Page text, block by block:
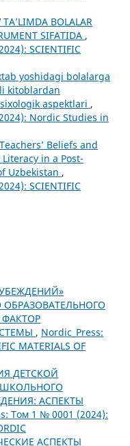
BOLALAR
SIFATIDA ,
SCIENTIFIC
yoshidagi bolalarga
kitoblardan
aspektlari ,
Nordic Studies in
Beliefs and
in a Post-
Uzbekistan ,
SCIENTIFIC
, Nordic_Press:
MATERIALS OF
ДЕТСКОЙ
АСПЕКТЫ
Том 1 № 0001 (2024):
АСПЕКТЫ